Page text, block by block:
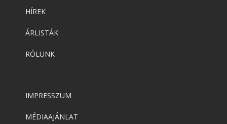
HÍREK
ÁRLISTÁK
RÓLUNK
IMPRESSZUM
MÉDIAAJÁNLAT